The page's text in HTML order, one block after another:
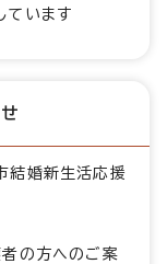
ています
結婚新生活応援
者の方へのご案